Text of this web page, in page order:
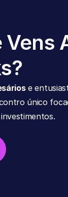
Vens
único